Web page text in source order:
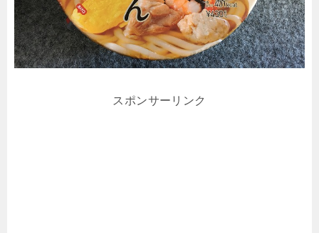
スポンサーリンク